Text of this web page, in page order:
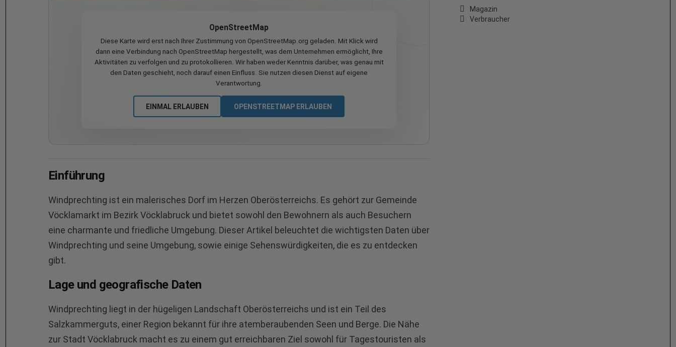
OpenStreetMap
Diese Karte wird erst nach Ihrer Zustimmung von OpenStreetMap.org geladen. Mit Klick wird
dann eine Verbindung nach OpenStreetMap hergestellt, was dem Unternehmen ermöglicht, Ihre
Aktivitäten zu verfolgen und zu protokollieren. Wir haben weder Kenntnis darüber, was genau mit
den Daten geschieht, noch darauf einen Einfluss. Sie nutzen diesen Dienst auf eigene
Verantwortung.
EINMAL ERLAUBEN OPENSTREETMAP ERLAUBEN
Einführung
Windprechting ist ein malerisches Dorf im Herzen Oberösterreichs. Es gehört zur Gemeinde
Vöcklamarkt im Bezirk Vöcklabruck und bietet sowohl den Bewohnern als auch Besuchern
eine charmante und friedliche Umgebung. Dieser Artikel beleuchtet die wichtigsten Daten über
Windprechting und seine Umgebung, sowie einige Sehenswürdigkeiten, die es zu entdecken
gibt.
Lage und geografische Daten
Windprechting liegt in der hügeligen Landschaft Oberösterreichs und ist ein Teil des
Salzkammerguts, einer Region bekannt für ihre atemberaubenden Seen und Berge. Die Nähe
zur Stadt Vöcklabruck macht es zu einem gut erreichbaren Ziel sowohl für Tagestouristen als
Magazin
Verbraucher